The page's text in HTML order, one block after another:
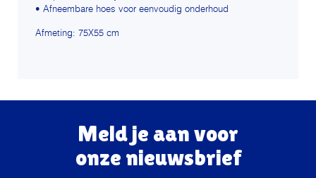
• Afneembare hoes voor eenvoudig onderhoud
Afmeting: 75X55 cm
Meld je aan voor
onze nieuwsbrief